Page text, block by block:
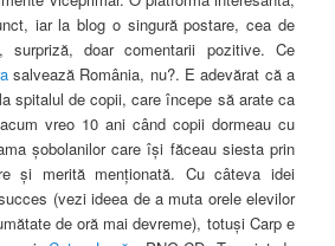
iar la blog o singură postare, cea de
surpriză, doar comentarii pozitive. Ce
salvează România, nu?. E adevărat că a
spitalul de copii, care începe să arate ca
vreo 10 ani când copii dormeau cu
şobolanilor care îşi făceau siesta prin
şi merită menţionată. Cu câteva idei
(vezi ideea de a muta orele elevilor
de oră mai devreme), totuşi Carp e